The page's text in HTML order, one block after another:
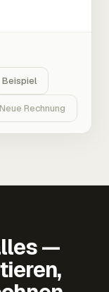
Beispiel
Neue Rechnung
—